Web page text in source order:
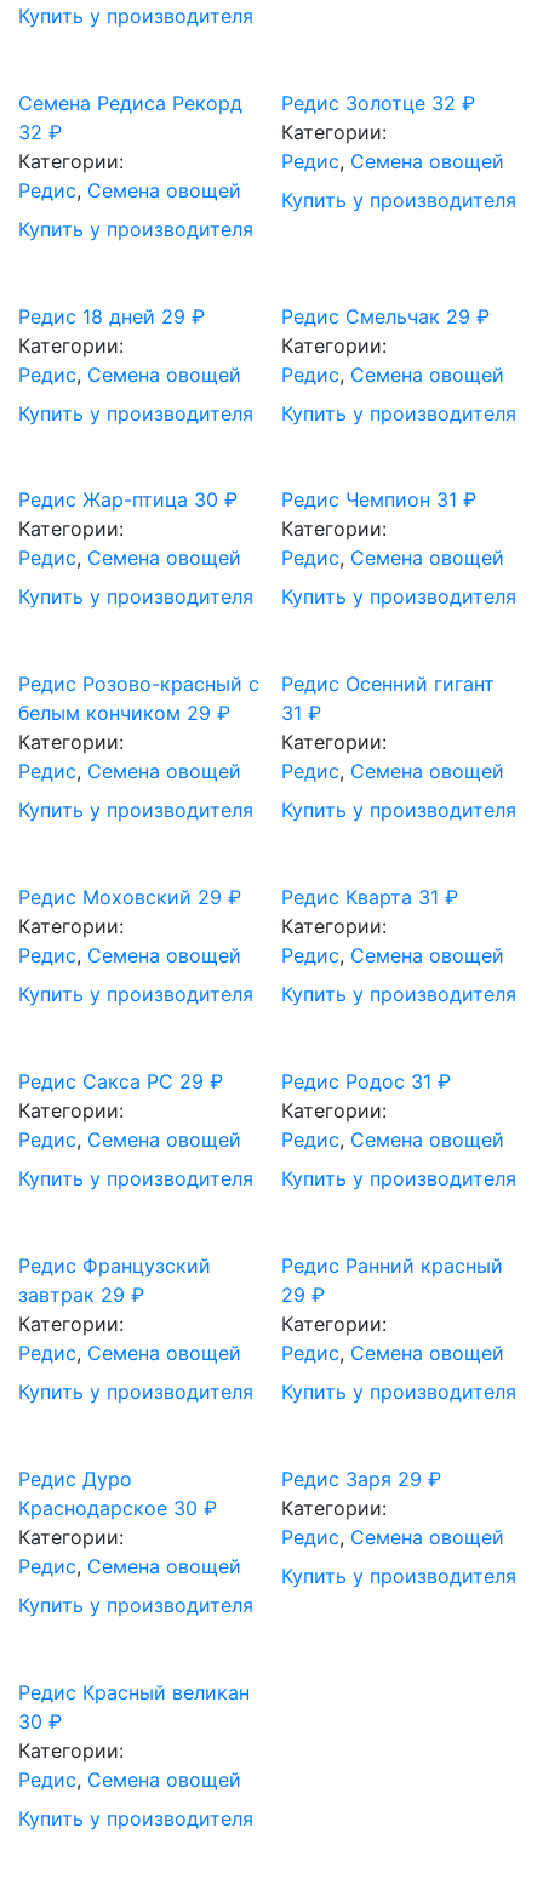
Купить у производителя
Семена Редиса Рекорд
32 ₽
Категории:
Редис, Семена овощей
Купить у производителя
Редис Золотце 32₽
Категории:
Редис, Семена овощей
Купить у производителя
Редис 18 дней 29 ₽
Категории:
Редис, Семена овощей
Купить у производителя
Редис Смельчак 29₽
Категории:
Редис, Семена овощей
Купить у производителя
Редис Жар-птица 30 ₽
Категории:
Редис, Семена овощей
Купить у производителя
Редис Чемпион 31₽
Категории:
Редис, Семена овощей
Купить у производителя
Редис Розово-красный с
белым кончиком 29 ₽
Категории:
Редис, Семена овощей
Купить у производителя
Редис Осенний гигант
31₽
Категории:
Редис, Семена овощей
Купить у производителя
Редис Моховский 29 ₽
Категории:
Редис, Семена овощей
Купить у производителя
Редис Кварта 31₽
Категории:
Редис, Семена овощей
Купить у производителя
Редис Сакса РС 29 ₽
Категории:
Редис, Семена овощей
Купить у производителя
Редис Родос 31₽
Категории:
Редис, Семена овощей
Купить у производителя
Редис Французский
завтрак 29 ₽
Категории:
Редис, Семена овощей
Купить у производителя
Редис Ранний красный
29₽
Категории:
Редис, Семена овощей
Купить у производителя
Редис Дуро
Краснодарское 30 ₽
Категории:
Редис, Семена овощей
Купить у производителя
Редис Заря 29₽
Категории:
Редис, Семена овощей
Купить у производителя
Редис Красный великан
30 ₽
Категории:
Редис, Семена овощей
Купить у производителя